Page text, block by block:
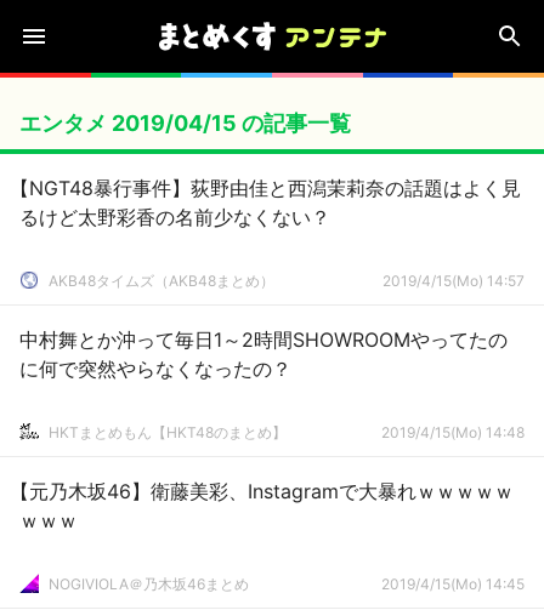
エンタメ 2019/04/15 の記事一覧
【NGT48暴行事件】荻野由佳と西潟茉莉奈の話題はよく見
るけど太野彩香の名前少なくない？
AKB48タイムズ（AKB48まとめ） 2019/4/15(Mo) 14:57
中村舞とか沖って毎日1～2時間SHOWROOMやってたの
に何で突然やらなくなったの？
HKTまとめもん【HKT48のまとめ】 2019/4/15(Mo) 14:48
【元乃木坂46】衛藤美彩、Instagramで大暴れｗｗｗｗｗ
ｗｗｗ
NOGIVIOLA＠乃木坂46まとめ 2019/4/15(Mo) 14:45